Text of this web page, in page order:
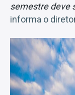
semestre deve
informa o